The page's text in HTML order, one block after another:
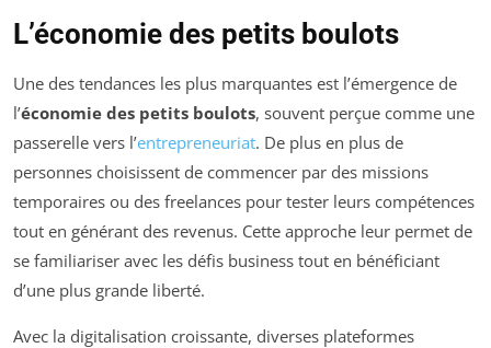
L’économie des petits boulots
Une des tendances les plus marquantes est l’émergence de
l’économie des petits boulots, souvent perçue comme une
passerelle vers l’entrepreneuriat. De plus en plus de
personnes choisissent de commencer par des missions
temporaires ou des freelances pour tester leurs compétences
tout en générant des revenus. Cette approche leur permet de
se familiariser avec les défis business tout en bénéficiant
d’une plus grande liberté.
Avec la digitalisation croissante, diverses plateformes